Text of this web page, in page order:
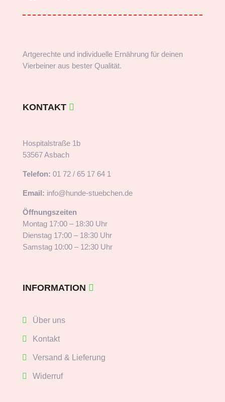
Artgerechte und individuelle Ernährung für deinen
Vierbeiner aus bester Qualität.
KONTAKT
Hospitalstraße 1b
53567 Asbach
Telefon: 01 72 / 65 17 64 1
Email: info@hunde-stuebchen.de
Öffnungszeiten
Montag 17:00 – 18:30 Uhr
Dienstag 17:00 – 18:30 Uhr
Samstag 10:00 – 12:30 Uhr
INFORMATION
Über uns
Kontakt
Versand & Lieferung
Widerruf